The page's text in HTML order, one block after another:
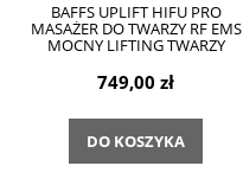
BAFFS UPLIFT HIFU PRO
MASAŻER DO TWARZY RF EMS
MOCNY LIFTING TWARZY
749,00 zł
DO KOSZYKA